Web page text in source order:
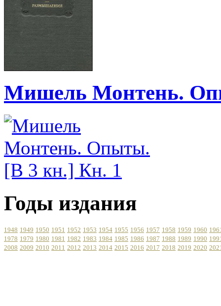
Мишель Монтень.
Годы издания
1948 1949 1950 1951 1952 1953 1954 1955 1956 1957 1958 1959 1960
1978 1979 1980 1981 1982 1983 1984 1985 1986 1987 1988 1989 1990
2008 2009 2010 2011 2012 2013 2014 2015 2016 2017 2018 2019 2020